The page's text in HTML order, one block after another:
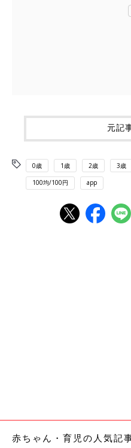
元記
0歳 1歳 2歳 3歳
100均/100円 app
赤ちゃん・育児の人気記